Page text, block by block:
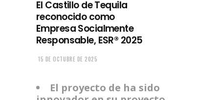
El Castillo de Tequila
reconocido como
Empresa Socialmente
Responsable, ESR®️ 2025
15 DE OCTUBRE DE 2025
El proyecto de ha sido